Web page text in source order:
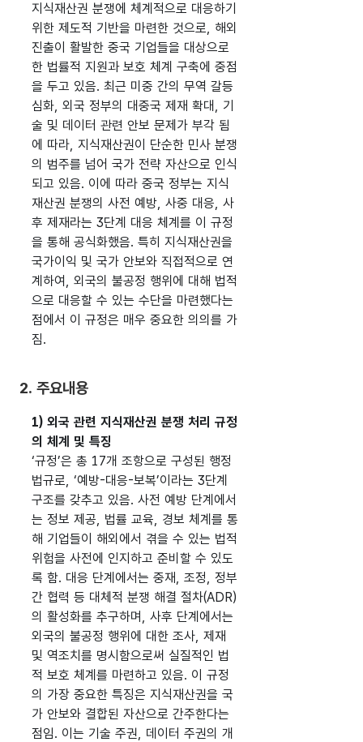
지식재산권 분쟁에 체계적으로 대응하기
위한 제도적 기반을 마련한 것으로, 해외
진출이 활발한 중국 기업들을 대상으로
한 법률적 지원과 보호 체계 구축에 중점
을 두고 있음. 최근 미중 간의 무역 갈등
심화, 외국 정부의 대중국 제재 확대, 기
술 및 데이터 관련 안보 문제가 부각 됨
에 따라, 지식재산권이 단순한 민사 분쟁
의 범주를 넘어 국가 전략 자산으로 인식
되고 있음. 이에 따라 중국 정부는 지식
재산권 분쟁의 사전 예방, 사중 대응, 사
후 제재라는 3단계 대응 체계를 이 규정
을 통해 공식화했음. 특히 지식재산권을
국가이익 및 국가 안보와 직접적으로 연
계하여, 외국의 불공정 행위에 대해 법적
으로 대응할 수 있는 수단을 마련했다는
점에서 이 규정은 매우 중요한 의의를 가
짐.
2. 주요내용
1) 외국 관련 지식재산권 분쟁 처리 규정
의 체계 및 특징
‘규정’은 총 17개 조항으로 구성된 행정
법규로, ‘예방-대응-보복’이라는 3단계
구조를 갖추고 있음. 사전 예방 단계에서
는 정보 제공, 법률 교육, 경보 체계를 통
해 기업들이 해외에서 겪을 수 있는 법적
위험을 사전에 인지하고 준비할 수 있도
록 함. 대응 단계에서는 중재, 조정, 정부
간 협력 등 대체적 분쟁 해결 절차(ADR)
의 활성화를 추구하며, 사후 단계에서는
외국의 불공정 행위에 대한 조사, 제재
및 역조치를 명시함으로써 실질적인 법
적 보호 체계를 마련하고 있음. 이 규정
의 가장 중요한 특징은 지식재산권을 국
가 안보와 결합된 자산으로 간주한다는
점임. 이는 기술 주권, 데이터 주권의 개